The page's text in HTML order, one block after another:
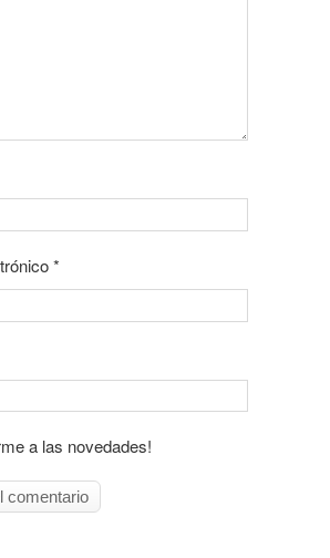
*
a las novedades!